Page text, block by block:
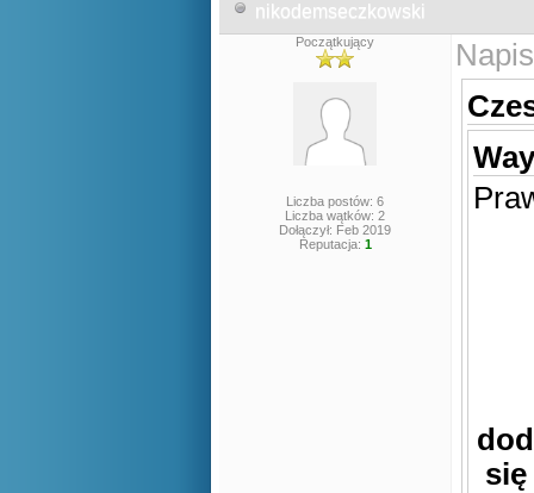
nikodemseczkowski
Początkujący
Liczba postów: 6
Liczba wątków: 2
Dołączył: Feb 2019
Reputacja: 1